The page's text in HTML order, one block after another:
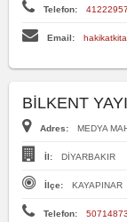
Telefon:
Email:
BİLKENT
Adres: MEDYA
İl: DİYARBAKIR
İlçe: KAYAPINAR
Telefon: